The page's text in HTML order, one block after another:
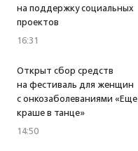
на поддержку социальных
проектов
16:31
Открыт сбор средств
на фестиваль для женщин
с онкозаболеваниями «Еще
краше в танце»
14:50